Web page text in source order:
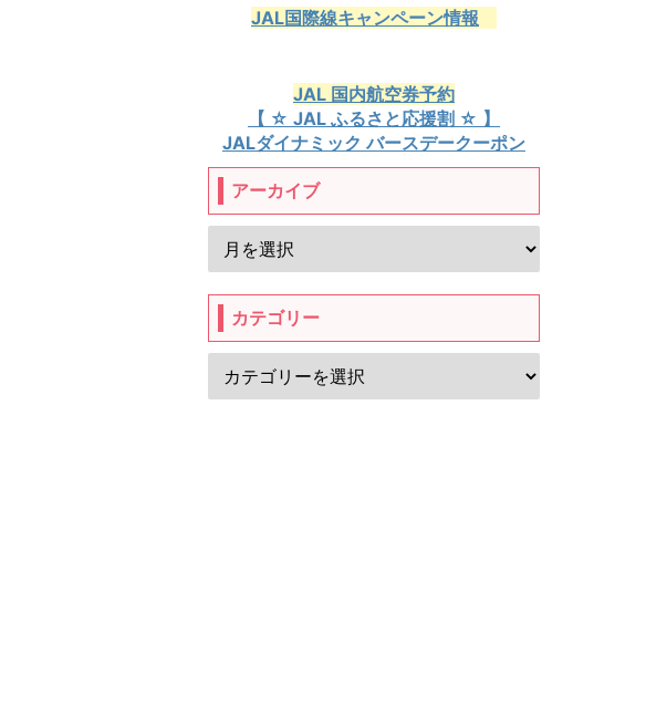
JAL国際線キャンペーン情報
JAL 国内航空券予約
【 ☆ JAL ふるさと応援割 ☆ 】
JALダイナミック バースデークーポン
アーカイブ
カテゴリー